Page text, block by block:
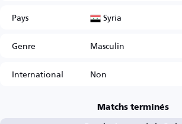
Pays
Syria
Genre
Masculin
International
Non
Matchs terminés